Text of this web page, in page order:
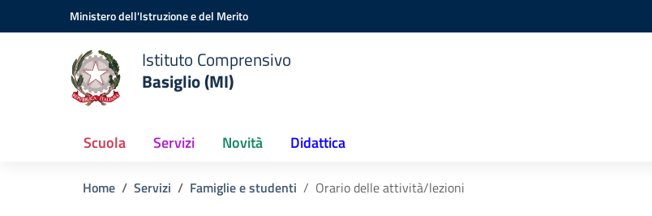
Vai ai contenuti
Vai al menu di navigazioneMinistero dell'Istruzione e del Merito
Istituto Comprensivo
Basiglio (MI)
Scuola Servizi Novità Didattica
Home Servizi Famiglie e studenti Orario delle attività/lezioni